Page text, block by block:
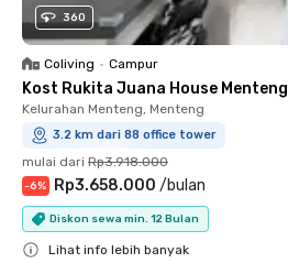
360
Coliving • Campur
Kost Rukita Juana House Menteng
Kelurahan Menteng, Menteng
3.2 km dari 88 office tower
mulai dari Rp3.918.000
-6% Rp3.658.000 /bulan
Diskon sewa min. 12 Bulan
Lihat info lebih banyak